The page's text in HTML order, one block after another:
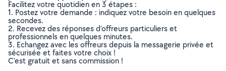
Facilitez votre quotidien en 3 étapes :
1. Postez votre demande : indiquez votre besoin en quelques
secondes.
2. Recevez des réponses d’offreurs particuliers et
professionnels en quelques minutes.
3. Echangez avec les offreurs depuis la messagerie privée et
sécurisée et faites votre choix !
C’est gratuit et sans commission !